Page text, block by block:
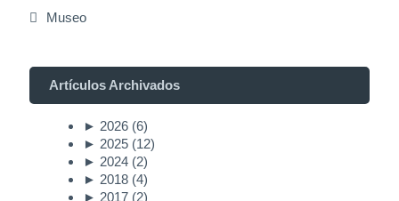
Museo
Artículos Archivados
► 2026 (6)
► 2025 (12)
► 2024 (2)
► 2018 (4)
► 2017 (2)